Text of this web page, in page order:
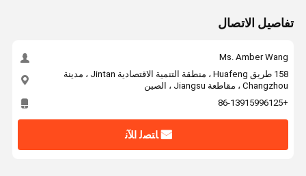
تفاصيل الاتصال
Ms. Amber Wang
158 طريق Huafeng ، منطقة التنمية الاقتصادية Jintan ، مدينة
Changzhou ، مقاطعة Jiangsu ، الصين
+86-13915996125
ﺎﺘﺼﻟ ﺍﻶﻧ